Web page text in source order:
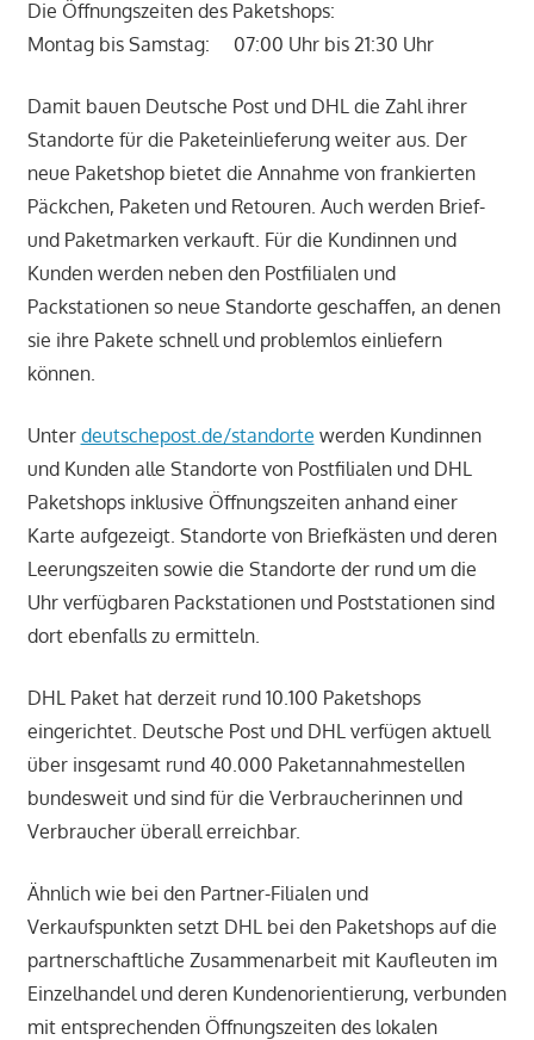
Die Öffnungszeiten des Paketshops:
Montag bis Samstag: 07:00 Uhr bis 21:30 Uhr
Damit bauen Deutsche Post und DHL die Zahl ihrer
Standorte für die Paketeinlieferung weiter aus. Der
neue Paketshop bietet die Annahme von frankierten
Päckchen, Paketen und Retouren. Auch werden Brief-
und Paketmarken verkauft. Für die Kundinnen und
Kunden werden neben den Postfilialen und
Packstationen so neue Standorte geschaffen, an denen
sie ihre Pakete schnell und problemlos einliefern
können.
Unter deutschepost.de/standorte werden Kundinnen
und Kunden alle Standorte von Postfilialen und DHL
Paketshops inklusive Öffnungszeiten anhand einer
Karte aufgezeigt. Standorte von Briefkästen und deren
Leerungszeiten sowie die Standorte der rund um die
Uhr verfügbaren Packstationen und Poststationen sind
dort ebenfalls zu ermitteln.
DHL Paket hat derzeit rund 10.100 Paketshops
eingerichtet. Deutsche Post und DHL verfügen aktuell
über insgesamt rund 40.000 Paketannahmestellen
bundesweit und sind für die Verbraucherinnen und
Verbraucher überall erreichbar.
Ähnlich wie bei den Partner-Filialen und
Verkaufspunkten setzt DHL bei den Paketshops auf die
partnerschaftliche Zusammenarbeit mit Kaufleuten im
Einzelhandel und deren Kundenorientierung, verbunden
mit entsprechenden Öffnungszeiten des lokalen